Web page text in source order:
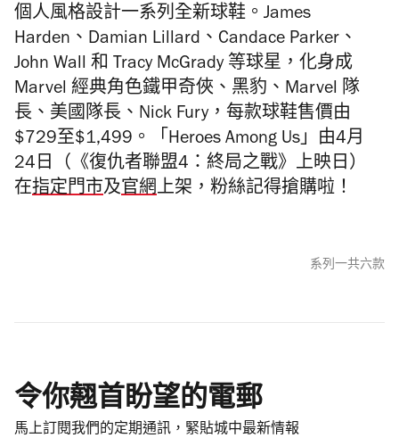
個人風格設計一系列全新球鞋。James
Harden、Damian Lillard、Candace Parker、
John Wall 和 Tracy McGrady 等球星，化身成
Marvel 經典角色鐵甲奇俠、黑豹、Marvel 隊
長、美國隊長、Nick Fury，每款球鞋售價由
$729至$1,499。「Heroes Among Us」由4月
24日（《復仇者聯盟4：終局之戰》上映日）
在指定門市及官網上架，粉絲記得搶購啦！
系列一共六款
令你翹首盼望的電郵
馬上訂閱我們的定期通訊，緊貼城中最新情報